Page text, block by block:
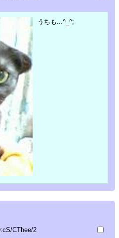
うちも...^_^;
CThee/2